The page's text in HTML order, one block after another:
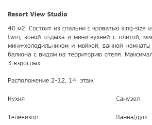
Resort View Studio
40 м2. Состоит из спальни с кроватью king-size
twin, зоной отдыха и мини-кухней с плитой,
мини-холодильником и мойкой, ванной
балкона с видом на территорию отеля.
3 взрослых.
Расположение 2-12, 14 этаж.
Кухня Санузел
Телевизор Ванна/душ